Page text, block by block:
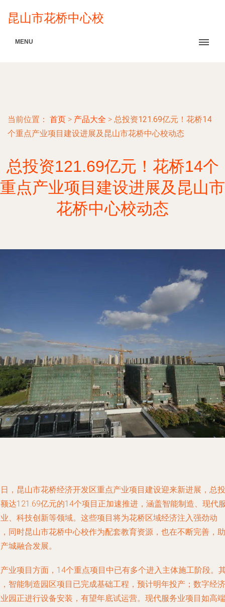
昆山市花桥中心校
MENU
当前位置： 首页 > 产品大全 > 总投资121.69亿元！花桥14
个重点产业项目建设进展及昆山市花桥中心校动态
总投资121.69亿元！花桥14个
重点产业项目建设进展及昆山市
花桥中心校动态
，昆山市花桥经济开发区重点产业项目建设迎来新进展，总投
达121.69亿元的14个项目正加速推进，涵盖智能制造、现代
、科技创新等领域。这些项目将为花桥区域经济注入强劲动
同时昆山市花桥中心校作为配套教育资源，也在不断完善，助
城融合发展。
业项目方面，14个重点项目中已有多个进入主体施工阶段。
智能制造园区项目已完成基础工程，预计明年投产；数字经济
园正进行设备安装，有望年底试运营。现代服务业项目如高端